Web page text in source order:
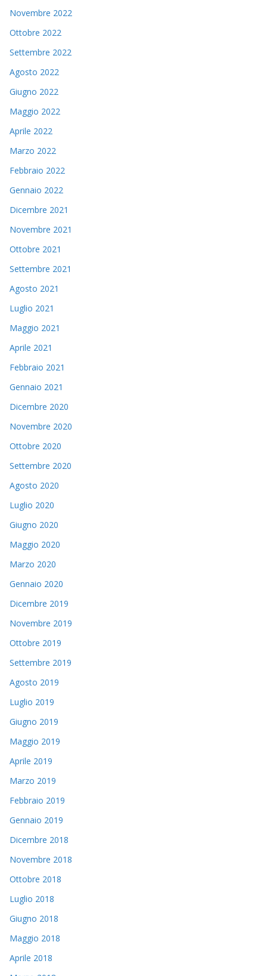
Novembre 2022
Ottobre 2022
Settembre 2022
Agosto 2022
Giugno 2022
Maggio 2022
Aprile 2022
Marzo 2022
Febbraio 2022
Gennaio 2022
Dicembre 2021
Novembre 2021
Ottobre 2021
Settembre 2021
Agosto 2021
Luglio 2021
Maggio 2021
Aprile 2021
Febbraio 2021
Gennaio 2021
Dicembre 2020
Novembre 2020
Ottobre 2020
Settembre 2020
Agosto 2020
Luglio 2020
Giugno 2020
Maggio 2020
Marzo 2020
Gennaio 2020
Dicembre 2019
Novembre 2019
Ottobre 2019
Settembre 2019
Agosto 2019
Luglio 2019
Giugno 2019
Maggio 2019
Aprile 2019
Marzo 2019
Febbraio 2019
Gennaio 2019
Dicembre 2018
Novembre 2018
Ottobre 2018
Luglio 2018
Giugno 2018
Maggio 2018
Aprile 2018